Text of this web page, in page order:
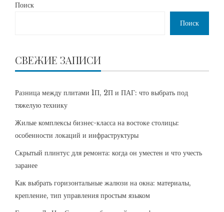
Поиск
Поиск
СВЕЖИЕ ЗАПИСИ
Разница между плитами 1П, 2П и ПАГ: что выбрать под
тяжелую технику
Жилые комплексы бизнес-класса на востоке столицы:
особенности локаций и инфраструктуры
Скрытый плинтус для ремонта: когда он уместен и что учесть
заранее
Как выбрать горизонтальные жалюзи на окна: материалы,
крепление, тип управления простым языком